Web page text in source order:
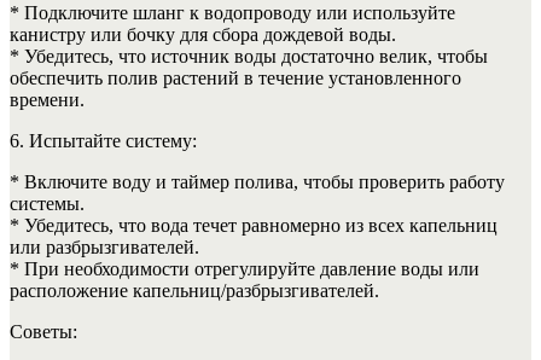
* Подключите шланг к водопроводу или используйте
канистру или бочку для сбора дождевой воды.
* Убедитесь, что источник воды достаточно велик, чтобы
обеспечить полив растений в течение установленного
времени.
6. Испытайте систему:
* Включите воду и таймер полива, чтобы проверить работу
системы.
* Убедитесь, что вода течет равномерно из всех капельниц
или разбрызгивателей.
* При необходимости отрегулируйте давление воды или
расположение капельниц/разбрызгивателей.
Советы: